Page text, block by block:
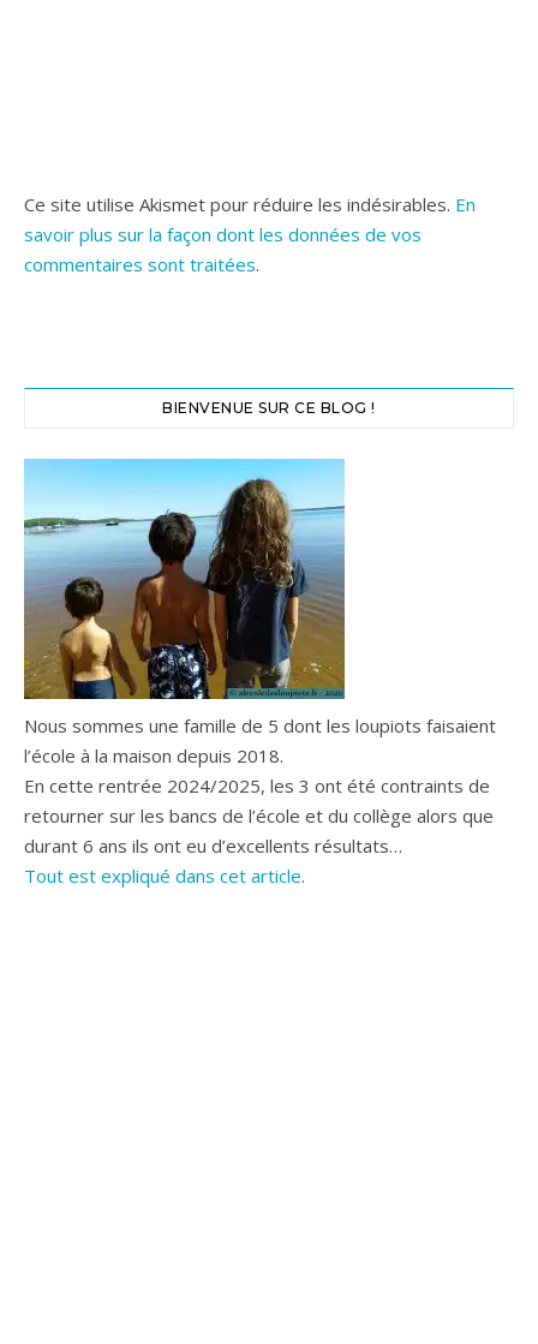
Ce site utilise Akismet pour réduire les indésirables. En
savoir plus sur la façon dont les données de vos
commentaires sont traitées.
BIENVENUE SUR CE BLOG !
Nous sommes une famille de 5 dont les loupiots faisaient
l’école à la maison depuis 2018.
En cette rentrée 2024/2025, les 3 ont été contraints de
retourner sur les bancs de l’école et du collège alors que
durant 6 ans ils ont eu d’excellents résultats…
Tout est expliqué dans cet article.